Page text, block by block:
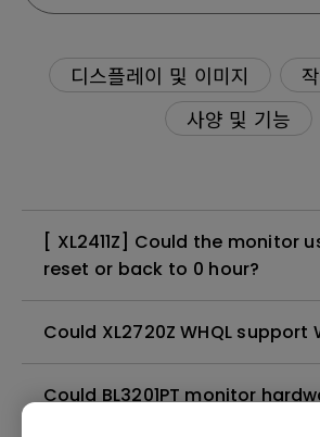
디스플레이 및 이미지
사양 및 기능
[ XL2411Z] Could the monitor
reset or back to 0 hour?
Could XL2720Z WHQL support
Could BL3201PT monitor